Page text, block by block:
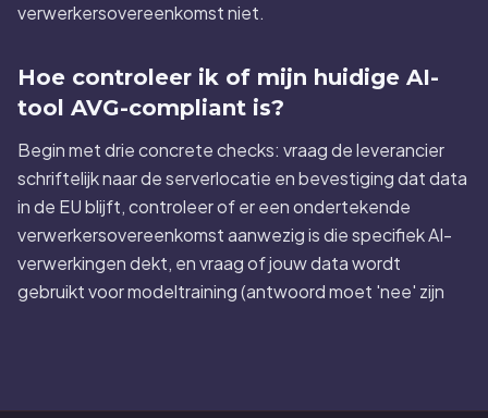
verwerkersovereenkomst niet.
Hoe controleer ik of mijn huidige AI-
tool AVG-compliant is?
Begin met drie concrete checks: vraag de leverancier
schriftelijk naar de serverlocatie en bevestiging dat data
in de EU blijft, controleer of er een ondertekende
verwerkersovereenkomst aanwezig is die specifiek AI-
verwerkingen dekt, en vraag of jouw data wordt
gebruikt voor modeltraining (antwoord moet 'nee' zijn